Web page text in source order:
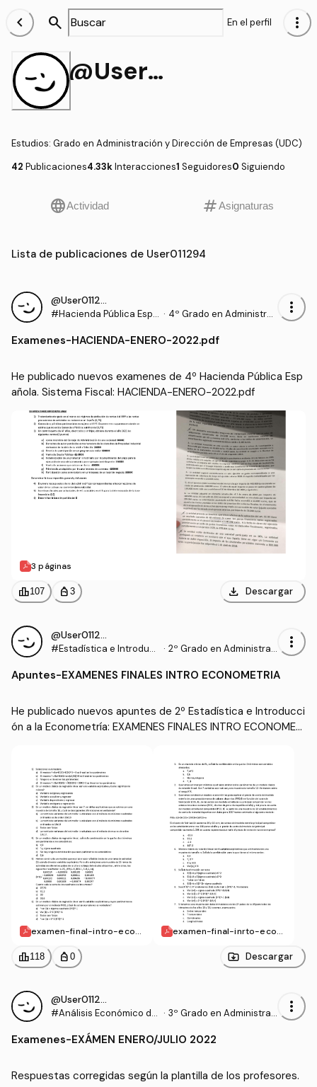
chevron_left search En el perfil more_vert
@User011294
Estudios: Grado en Administración y Dirección de Empresas (UDC)
42 Publicaciones4.33kInteracciones1 Seguidores0 Siguiendo
languageActividad tagAsignaturas
Lista de publicaciones de User011294
@User011294
#Hacienda Pública Espa · 4º Grado en Administra
esas (UDC)
more_vert
Examenes-HACIENDA-ENERO-2022.pdf
He publicado nuevos examenes de 4º Hacienda Pública Esp
añola. Sistema Fiscal: HACIENDA-ENERO-2022.pdf
3 páginas
leaderboard107 personal_bag 3 download Descargar
@User011294
#Estadística e Introduc
· 2º Grado en Administrac
sas (UDC)
more_vert
Apuntes-EXAMENES FINALES INTRO ECONOMETRIA
He publicado nuevos apuntes de 2º Estadística e Introducci
ón a la Econometría: EXAMENES FINALES INTRO ECONOMET
examen-final-intro-econ
examen-final-inrto-econ
leaderboard118 personal_bag 0 Descargar
@User011294
#Análisis Económico de · 3º Grado en Administrac
sas (UDC)
more_vert
Examenes-EXÁMEN ENERO/JULIO 2022